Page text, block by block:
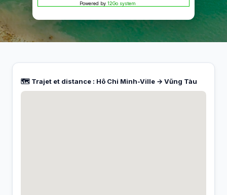
Powered by 12Go system
🗺️ Trajet et distance : Hô Chi Minh-Ville → Vũng Tàu